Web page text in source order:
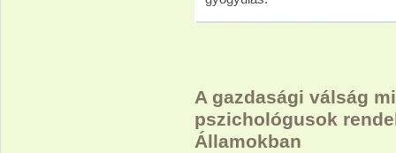
A gazdasági válság
pszichológusok
Államokban